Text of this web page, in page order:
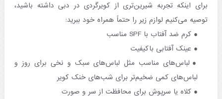
برای اینکه تجربه شیرین‌تری از کویرگردی در دبی داشته باشید،
توصیه می‌کنیم لوازم زیر را حتماً همراه خود ببرید:
کرم ضد آفتاب با SPF مناسب
عینک آفتابی باکیفیت
لباس‌های مناسب مثل لباس‌های سبک و نخی برای روز و
لباس‌های کمی ضخیم‌تر برای شب‌های خنک کویر
کلاه یا سرپوش برای محافظت از سر و صورت